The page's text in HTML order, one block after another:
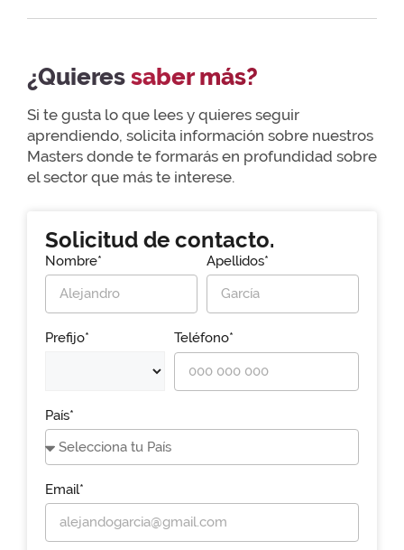
¿Quieressaber más?
Si te gusta lo que lees y quieres seguir
aprendiendo, solicita información sobre nuestros
Masters donde te formarás en profundidad sobre
el sector que más te interese.
Solicitud de contacto.
Nombre* Apellidos*
Prefijo* Teléfono*
País*
Email*